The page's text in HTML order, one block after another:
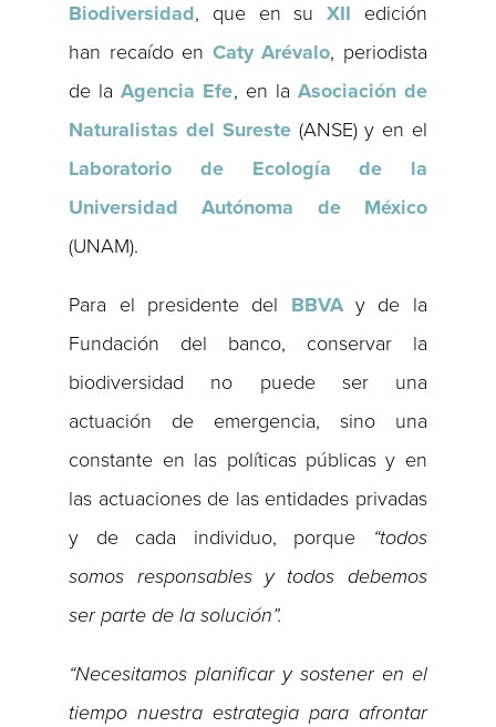
Biodiversidad, que en su XII edición
han recaído en Caty Arévalo, periodista
de laAgencia Efe, en la Asociación de
Naturalistas del Sureste(ANSE) y en el
Laboratorio de Ecología de la
Universidad Autónoma de México
(UNAM).
Para el presidente del BBVAy de la
Fundación del banco, conservar la
biodiversidad no puede ser una
actuación de emergencia, sino una
constante en las políticas públicas y en
las actuaciones de las entidades privadas
y de cada individuo, porque
“todos
somos responsables y todos debemos
ser parte de la solución”.
“Necesitamos planificar y sostener en el
tiempo nuestra estrategia para afrontar